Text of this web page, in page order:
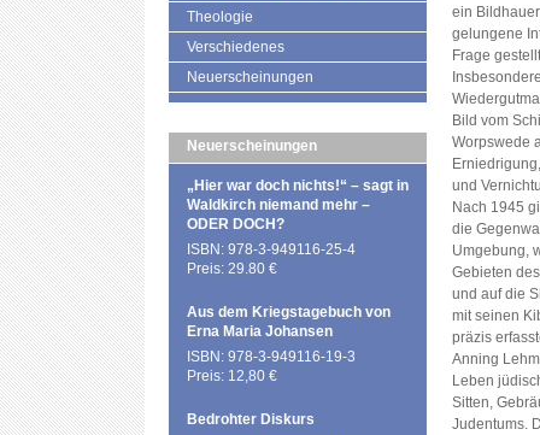
Theologie
Verschiedenes
Neuerscheinungen
Neuerscheinungen
„Hier war doch nichts!“ – sagt in
Waldkirch niemand mehr –
ODER DOCH?
ISBN: 978-3-949116-25-4
Preis: 29.80 €
Aus dem Kriegstagebuch von
Erna Maria Johansen
ISBN: 978-3-949116-19-3
Preis: 12,80 €
Bedrohter Diskurs
ein
gelungene
Frage
Bild vom
Worpswede
und
Nach 1945
die
Umgebung,
Gebieten
und auf die
mit seinen
präzis
Anning
Leben
Sitten,
Judentums.